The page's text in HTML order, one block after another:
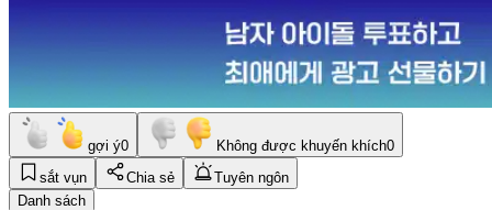
gợi ý0 Không được khuyến khích0
sắt vụn
Chia sẻ
Tuyên ngôn
Danh sách